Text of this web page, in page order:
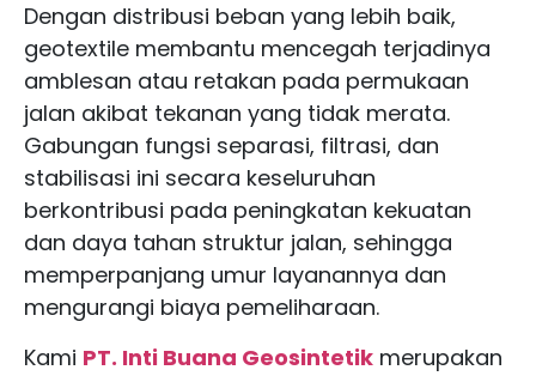
Dengan distribusi beban yang lebih baik,
geotextile membantu mencegah terjadinya
amblesan atau retakan pada permukaan
jalan akibat tekanan yang tidak merata.
Gabungan fungsi separasi, filtrasi, dan
stabilisasi ini secara keseluruhan
berkontribusi pada peningkatan kekuatan
dan daya tahan struktur jalan, sehingga
memperpanjang umur layanannya dan
mengurangi biaya pemeliharaan.
Kami PT. Inti Buana Geosintetik merupakan